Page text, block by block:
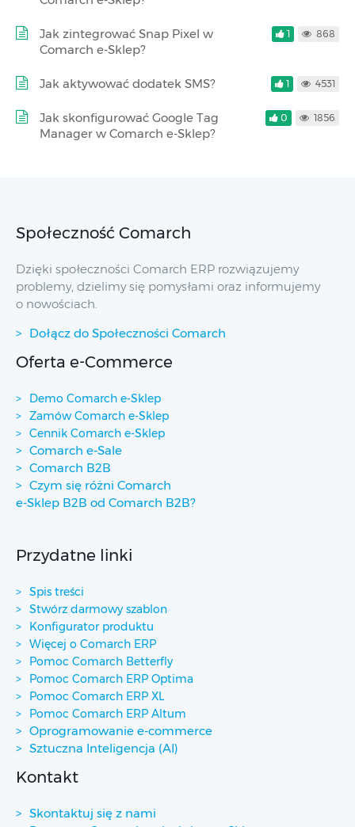
Jak zintegrować Snap Pixel w
Comarch e-Sklep?
1 868
Jak aktywować dodatek SMS? 1 4531
Jak skonfigurować Google Tag
Manager w Comarch e-Sklep?
0 1856
Społeczność Comarch
Dzięki społeczności Comarch ERP rozwiązujemy
problemy, dzielimy się pomysłami oraz informujemy
o nowościach.
Dołącz do Społeczności Comarch
Oferta e-Commerce
Demo Comarch e-Sklep
Zamów Comarch e-Sklep
Cennik Comarch e-Sklep
Comarch e-Sale
Comarch B2B
Czym się różni Comarch
e-Sklep B2B od Comarch B2B?
Przydatne linki
Spis treści
Stwórz darmowy szablon
Konfigurator produktu
Więcej o Comarch ERP
Pomoc Comarch Betterfly
Pomoc Comarch ERP Optima
Pomoc Comarch ERP XL
Pomoc Comarch ERP Altum
Oprogramowanie e-commerce
Sztuczna Inteligencja (AI)
Kontakt
Skontaktuj się z nami